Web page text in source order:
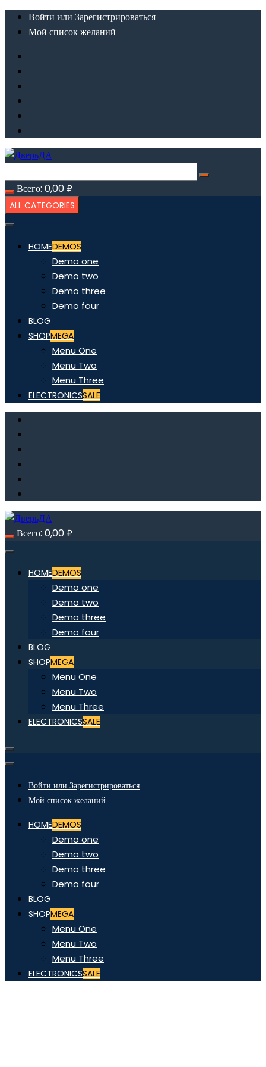
ПерейтиВойти или Зарегистрироваться
Мой список желаний
Всего: 0,00₽
ALL CATEGORIES
HOMEDEMOS
Demo one
Demo two
Demo three
Demo four
BLOG
SHOPMEGA
Menu One
Menu Two
Menu Three
ELECTRONICSSALE
Всего: 0,00₽
HOMEDEMOS
Demo one
Demo two
Demo three
Demo four
BLOG
SHOPMEGA
Menu One
Menu Two
Menu Three
ELECTRONICSSALE
Войти или Зарегистрироваться
Мой список желаний
HOMEDEMOS
Demo one
Demo two
Demo three
Demo four
BLOG
SHOPMEGA
Menu One
Menu Two
Menu Three
ELECTRONICSSALE